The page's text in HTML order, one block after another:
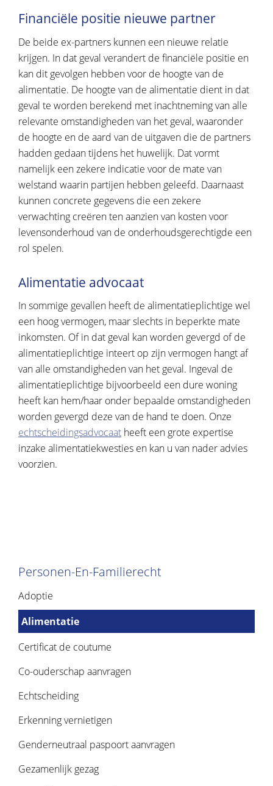
Financiële positie nieuwe partner
De beide ex-partners kunnen een nieuwe relatie
krijgen. In dat geval verandert de financiële positie en
kan dit gevolgen hebben voor de hoogte van de
alimentatie. De hoogte van de alimentatie dient in dat
geval te worden berekend met inachtneming van alle
relevante omstandigheden van het geval, waaronder
de hoogte en de aard van de uitgaven die de partners
hadden gedaan tijdens het huwelijk. Dat vormt
namelijk een zekere indicatie voor de mate van
welstand waarin partijen hebben geleefd. Daarnaast
kunnen concrete gegevens die een zekere
verwachting creëren ten aanzien van kosten voor
levensonderhoud van de onderhoudsgerechtigde een
rol spelen.
Alimentatie advocaat
In sommige gevallen heeft de alimentatieplichtige wel
een hoog vermogen, maar slechts in beperkte mate
inkomsten. Of in dat geval kan worden gevergd of de
alimentatieplichtige inteert op zijn vermogen hangt af
van alle omstandigheden van het geval. Ingeval de
alimentatieplichtige bijvoorbeeld een dure woning
heeft kan hem/haar onder bepaalde omstandigheden
worden gevergd deze van de hand te doen. Onze
echtscheidingsadvocaat heeft een grote expertise
inzake alimentatiekwesties en kan u van nader advies
voorzien.
Personen-En-Familierecht
Adoptie
Alimentatie
Certificat de coutume
Co-ouderschap aanvragen
Echtscheiding
Erkenning vernietigen
Genderneutraal paspoort aanvragen
Gezamenlijk gezag